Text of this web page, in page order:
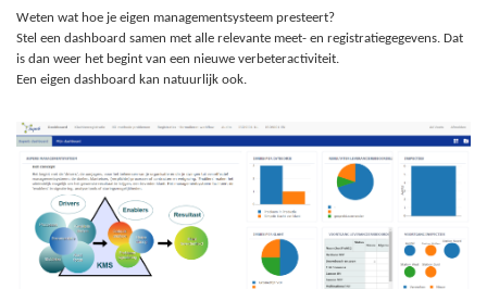
Weten wat hoe je eigen managementsysteem presteert?
Stel een dashboard samen met alle relevante meet- en registratiegegevens. Dat
is dan weer het begint van een nieuwe verbeteractiviteit.
Een eigen dashboard kan natuurlijk ook.